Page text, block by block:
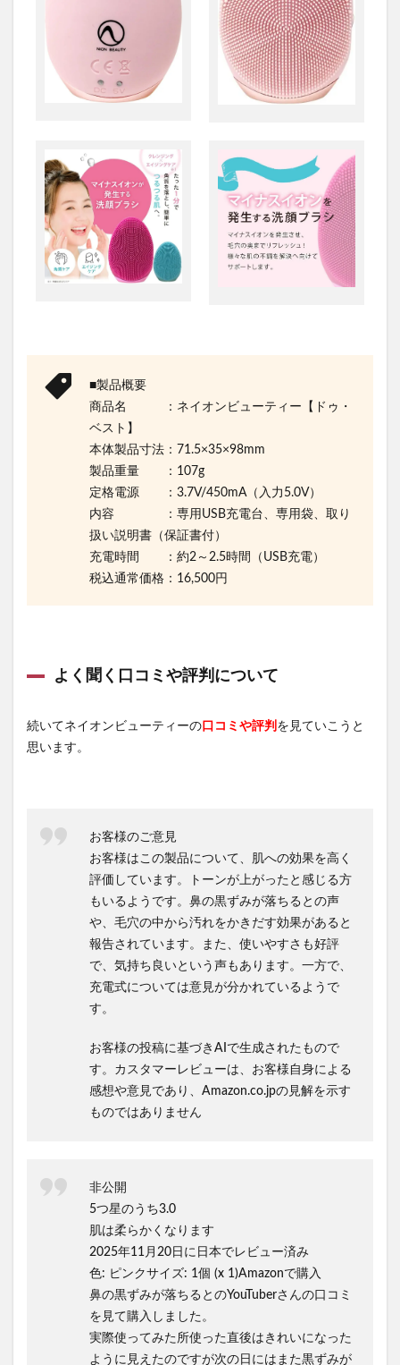
■製品概要
商品名 ：ネイオンビューティー【ドゥ・
ベスト】
本体製品寸法：71.5×35×98mm
製品重量 ：107g
定格電源 ：3.7V/450mA（入力5.0V）
内容 ：専用USB充電台、専用袋、取り
扱い説明書（保証書付）
充電時間 ：約2～2.5時間（USB充電）
税込通常価格：16,500円
よく聞く口コミや評判について
続いてネイオンビューティーの 口コミや評判 を見ていこうと
思います。
お客様のご意見
お客様はこの製品について、肌への効果を高く
評価しています。トーンが上がったと感じる方
もいるようです。鼻の黒ずみが落ちるとの声
や、毛穴の中から汚れをかきだす効果があると
報告されています。また、使いやすさも好評
で、気持ち良いという声もあります。一方で、
充電式については意見が分かれているようで
す。
お客様の投稿に基づきAIで生成されたもので
す。カスタマーレビューは、お客様自身による
感想や意見であり、Amazon.co.jpの見解を示す
ものではありません
非公開
5つ星のうち3.0
肌は柔らかくなります
2025年11月20日に日本でレビュー済み
色: ピンクサイズ: 1個 (x 1)Amazonで購入
鼻の黒ずみが落ちるとのYouTuberさんの口コミ
を見て購入しました。
実際使ってみた所使った直後はきれいになった
ように見えたのですが次の日にはまた黒ずみが